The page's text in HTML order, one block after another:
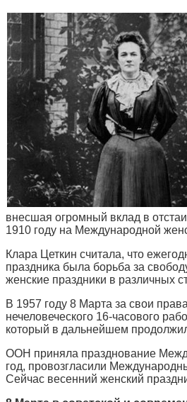
внесшая огромный вклад в
1910 году на Международной
Клара Цеткин считала, что
праздника была борьба за
женские праздники в различных
В 1957 году 8 Марта за свои
нечеловеческого 16-часового
который в дальнейшем
ООН приняла празднование
год, провозгласили
Сейчас весенний женский